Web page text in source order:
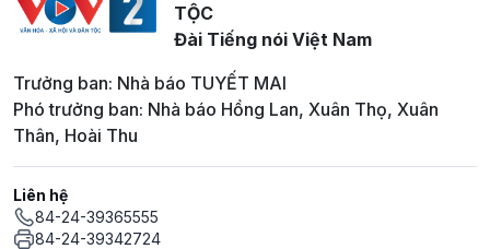
TỘC
Đài Tiếng nói Việt Nam
Trưởng ban: Nhà báo TUYẾT MAI
Phó trưởng ban: Nhà báo Hồng Lan, Xuân Thọ, Xuân
Thân, Hoài Thu
Liên hệ
84-24-39365555
84-24-39342724